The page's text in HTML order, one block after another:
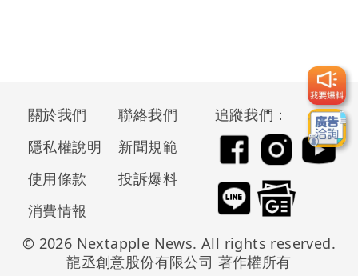
關於我們
聯絡我們
隱私權說明
新聞規範
使用條款
投訴爆料
消費情報
追蹤我們：
© 2026 Nextapple News. All rights reserved.
龍丞創意股份有限公司 著作權所有